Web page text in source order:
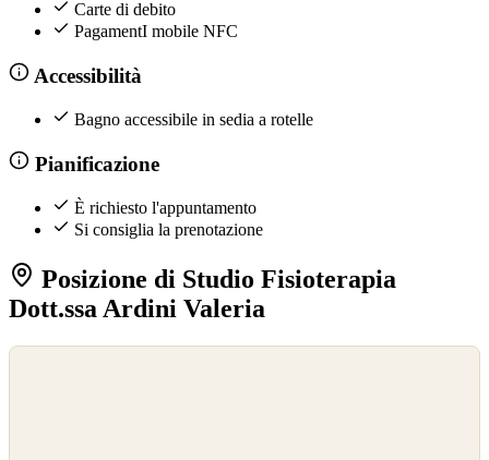
Carte di debito
PagamentI mobile NFC
Accessibilità
Bagno accessibile in sedia a rotelle
Pianificazione
È richiesto l'appuntamento
Si consiglia la prenotazione
Posizione di Studio Fisioterapia
Dott.ssa Ardini Valeria